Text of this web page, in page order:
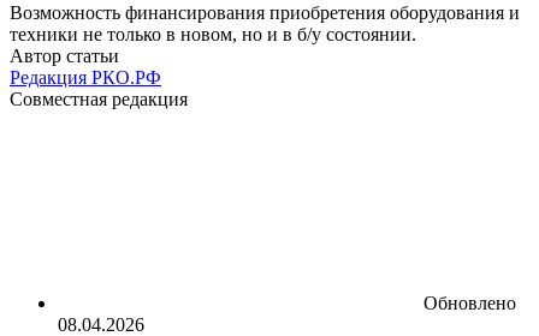
Возможность финансирования приобретения оборудования и
техники не только в новом, но и в б/у состоянии.
Автор статьи
Редакция РКО.РФ
Совместная редакция
Обновлено
08.04.2026